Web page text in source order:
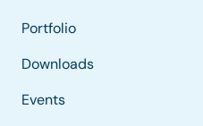
Portfolio
Downloads
Events